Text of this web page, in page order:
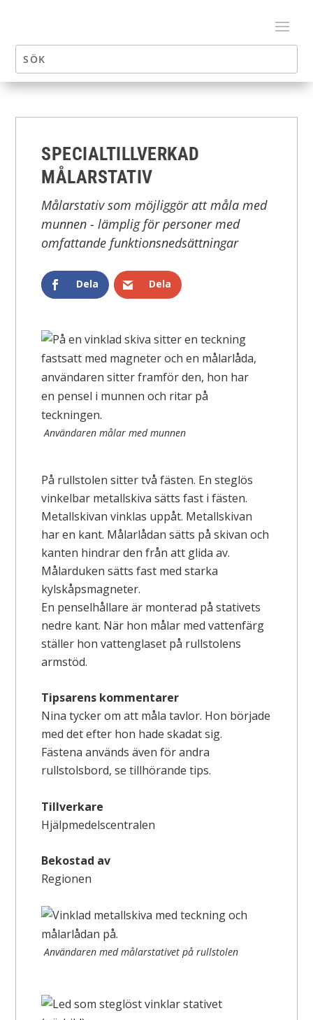
SPECIALTILLVERKAD
MÅLARSTATIV
Målarstativ som möjliggör att måla med
munnen - lämplig för personer med
omfattande funktionsnedsättningar
Dela Dela
Användaren målar med munnen
På rullstolen sitter två fästen. En steglös
vinkelbar metallskiva sätts fast i fästen.
Metallskivan vinklas uppåt. Metallskivan
har en kant. Målarlådan sätts på skivan och
kanten hindrar den från att glida av.
Målarduken sätts fast med starka
kylskåpsmagneter.
En penselhållare är monterad på stativets
nedre kant. När hon målar med vattenfärg
ställer hon vattenglaset på rullstolens
armstöd.
Tipsarens kommentarer
Nina tycker om att måla tavlor. Hon började
med det efter hon hade skadat sig.
Fästena används även för andra
rullstolsbord, se tillhörande tips.
Tillverkare
Hjälpmedelscentralen
Bekostad av
Regionen
Användaren med målarstativet på rullstolen